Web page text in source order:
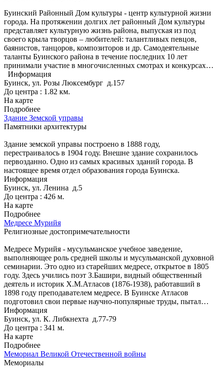
Буинский Районный Дом культуры - центр культурной жизни
города. На протяжении долгих лет районный Дом культуры
представляет культурную жизнь района, выпуская из под
своего крыла творцов – любителей: талантливых певцов,
баянистов, танцоров, композиторов и др. Самодеятельные
таланты Буинского района в течение последних 10 лет
принимали участие в многочисленных смотрах и конкурсах…
Информация
Буинск, ул. Розы Люксембург д.157
До центра : 1.82 км.
На карте
Подробнее
Здание Земской управы
Памятники архитектуры
Здание земской управы построено в 1888 году,
перестраивалось в 1904 году. Внешне здание сохранилось
первозданно. Одно из самых красивых зданий города. В
настоящее время отдел образования города Буинска.
Информация
Буинск, ул. Ленина д.5
До центра : 426 м.
На карте
Подробнее
Медресе Мурийя
Религиозные достопримечательности
Медресе Мурийя - мусульманское учебное заведение,
выполняющее роль средней школы и мусульманской духовной
семинарии. Это одно из старейших медресе, открытое в 1805
году. Здесь учились поэт З.Башири, видный общественный
деятель и историк Х.М.Атласов (1876-1938), работавший в
1898 году преподавателем медресе. В Буинске Атласов
подготовил свои первые научно-популярные труды, пытал…
Информация
Буинск, ул. К. Либкнехта д.77-79
До центра : 341 м.
На карте
Подробнее
Мемориал Великой Отечественной войны
Мемориалы